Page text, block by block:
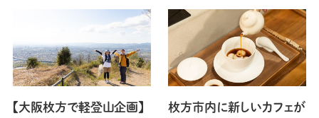
【大阪枚方で軽登山企画】 枚方市内に新しいカフェが